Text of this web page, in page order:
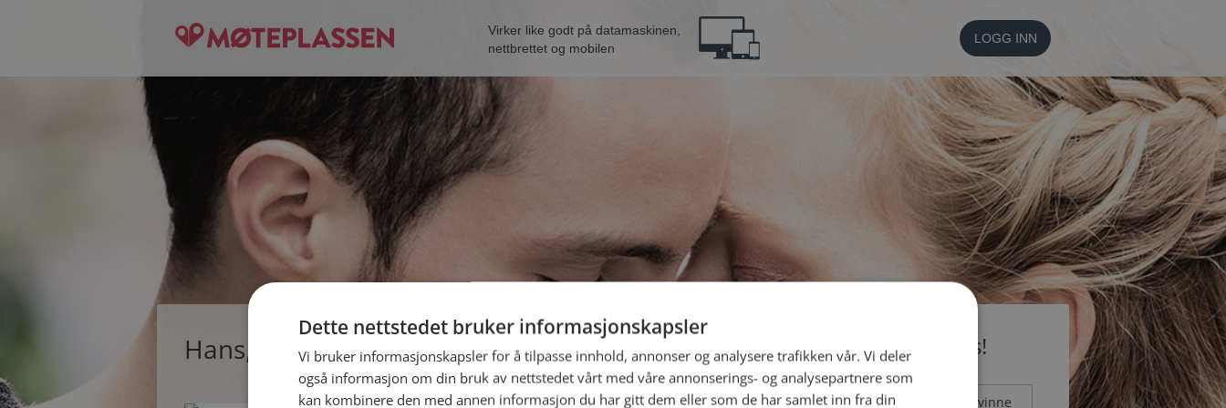
Virker like godt på datamaskinen,
nettbrettet og mobilen
LOGG INN
Hans, single mann fra Rælingen Bli medlem gratis!
Jeg er en: Mann Kvinne
Dette nettstedet bruker informasjonskapsler
Vi bruker informasjonskapsler for å tilpasse innhold, annonser og analysere trafikken vår. Vi deler
også informasjon om din bruk av nettstedet vårt med våre annonserings- og analysepartnere som
kan kombinere den med annen informasjon du har gitt dem eller som de har samlet inn fra din